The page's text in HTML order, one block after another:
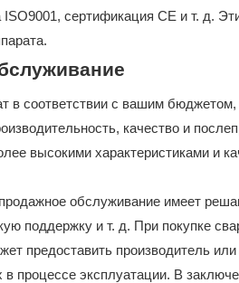
сертификация CE и т. д.
соответствии с вашим бюджетом,
качество и
высокими характеристиками и
обслуживание имеет
поддержку и т. д. При покупке
предоставить производитель
процессе эксплуатации. В